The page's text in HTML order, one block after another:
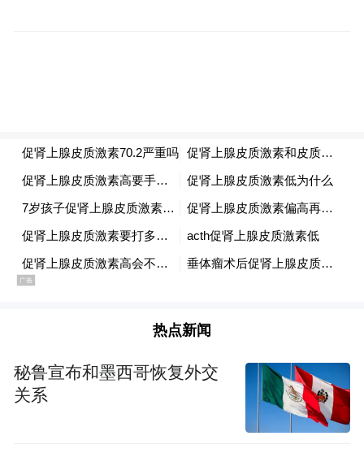
会全体会员500余人参加了此次年会活动。
舞蹈《欢乐哩哩美》
热点新闻
秘鲁宣布和墨西哥恢复外交
关系